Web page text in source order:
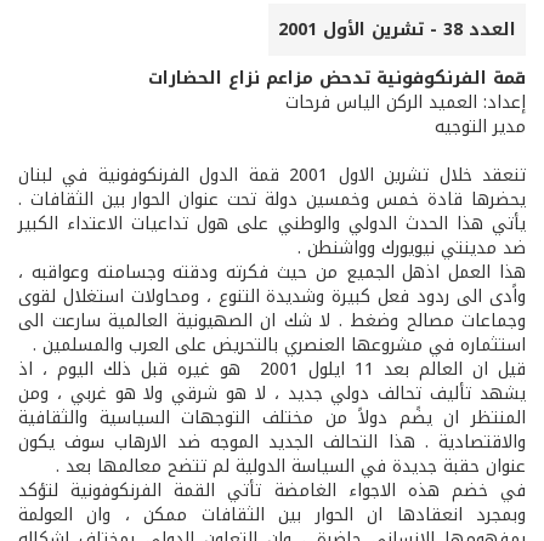
العدد 38 - تشرين الأول 2001
قمة الفرنكوفونية تدحض مزاعم نزاع الحضارات
إعداد: العميد الركن الياس فرحات
مدير التوجيه
تنعقد خلال تشرين الاول 2001 قمة الدول الفرنكوفونية في لبنان
يحضرها قادة خمس وخمسين دولة تحت عنوان الحوار بين الثقافات .
يأتي هذا الحدث الدولي والوطني على هول تداعيات الاعتداء الكبير
ضد مدينتي نيويورك وواشنطن .
هذا العمل اذهل الجميع من حيث فكرته ودقته وجسامته وعواقبه ،
واًدى الى ردود فعل كبيرة وشديدة التنوع ، ومحاولات استغلال لقوى
وجماعات مصالح وضغط . لا شك ان الصهيونية العالمية سارعت الى
استثماره في مشروعها العنصري بالتحريض على العرب والمسلمين .
قيل ان العالم بعد 11 ايلول 2001 هو غيره قبل ذلك اليوم ، اذ
يشهد تأليف تحالف دولي جديد ، لا هو شرقي ولا هو غربي ، ومن
المنتظر ان يضًم دولاً من مختلف التوجهات السياسية والثقافية
والاقتصادية . هذا التحالف الجديد الموجه ضد الارهاب سوف يكون
عنوان حقبة جديدة في السياسة الدولية لم تتضح معالمها بعد .
في خضم هذه الاجواء الغامضة تأتي القمة الفرنكوفونية لتؤكد
وبمجرد انعقادها ان الحوار بين الثقافات ممكن ، وان العولمة